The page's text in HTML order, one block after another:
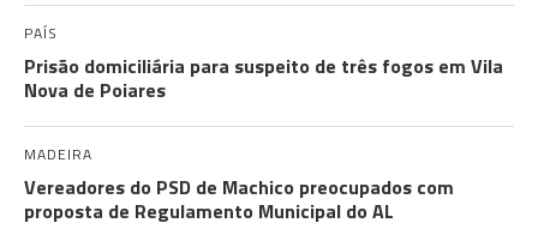
PAÍS
Prisão domiciliária para suspeito de três fogos em Vila
Nova de Poiares
MADEIRA
Vereadores do PSD de Machico preocupados com
proposta de Regulamento Municipal do AL